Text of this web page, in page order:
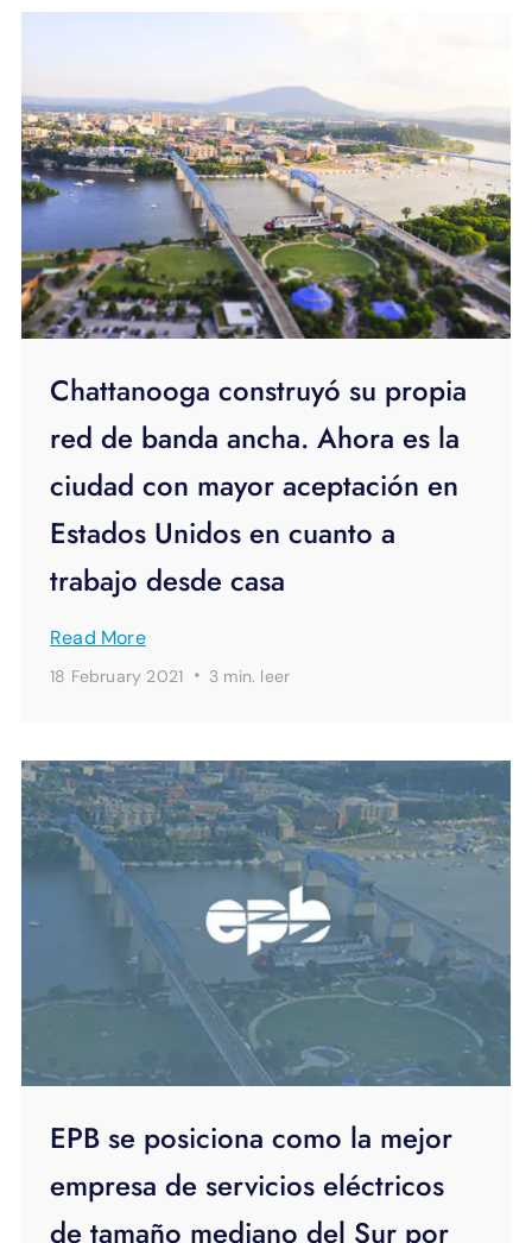
Chattanooga construyó su propia
red de banda ancha. Ahora es la
ciudad con mayor aceptación en
Estados Unidos en cuanto a
trabajo desde casa
Read More
18 February 2021 · 3 min. leer
EPB se posiciona como la mejor
empresa de servicios eléctricos
de tamaño mediano del Sur por